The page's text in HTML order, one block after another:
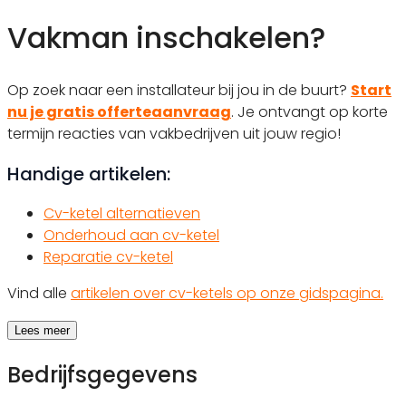
Vakman inschakelen?
Op zoek naar een installateur bij jou in de buurt? Start
nu je gratis offerteaanvraag. Je ontvangt op korte
termijn reacties van vakbedrijven uit jouw regio!
Handige artikelen:
Cv-ketel alternatieven
Onderhoud aan cv-ketel
Reparatie cv-ketel
Vind alle artikelen over cv-ketels op onze gidspagina.
Lees meer
Bedrijfsgegevens